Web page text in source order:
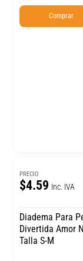
Comprar
PRECIO
$4.59 Inc. IVA
Diadema Para
Divertida Amor
Talla S-M